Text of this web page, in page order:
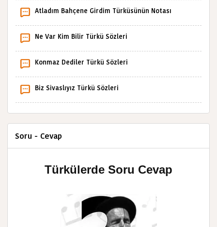
Atladım Bahçene Girdim Türküsünün Notası
Ne Var Kim Bilir Türkü Sözleri
Konmaz Dediler Türkü Sözleri
Biz Sivaslıyız Türkü Sözleri
Soru - Cevap
Türkülerde Soru Cevap